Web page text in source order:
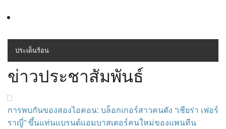
ประเด็นร้อน
สุขภาพ
ลดความอ้วน
ข่าวประชาสัมพันธ์
การพบกันของสองไอคอน: บล็อกเกอร์สาวคนดัง “เชียร่า เฟอร์
ราญี่” ขึ้นแท่นแบรนด์แอมบาสเตอร์คนใหม่ของแพนทีน